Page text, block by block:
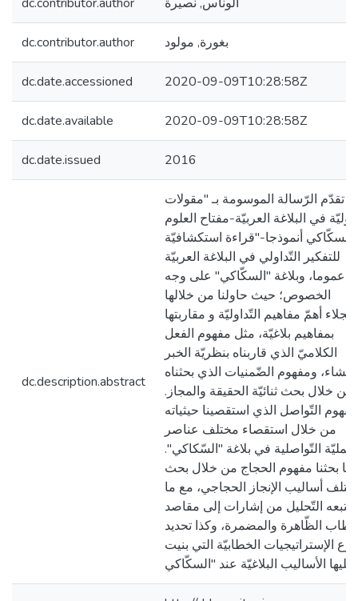
dc.contributor.author بغورة, مولود
dc.date.accessioned 2020-09-09T10:28:58Z
dc.date.available 2020-09-09T10:28:58Z
dc.date.issued 2016
dc.description.abstract
تقدّم الرّسالة الموسومة بـ "مقولات
في البلاغة العربيّة-مفتاح العلوم
للسكّاكي أنموذجا-"قراءة استكشافيّة
للتفكير التّداولي في البلاغة العربيّة
عموما، وبلاغة "السكّاكي" على وجه
الخصوص؛ حيث حاولنا من خلالها
أهمّ مفاهيم التّداوليّة و مقاربتها
بمفاهيم بلاغيّة، مثل مفهوم الفعل
الكلاميّ الذي قاربناه بنظريّة الخبر
ومفهوم الضّمنيات الذي بحثناه
من خلال بحث ثنائيّة الحقيقة والمجاز.
التّواصل الذي استقصينا حيثياته
من خلال استقصاء مختلف عناصر
التّواصلية في بلاغة "السّكاكي".
بحثنا مفهوم الحجاج من خلال بحث
أساليب الإنجاز الحجاجي، مع ما
التّحليل من إشارات إلى مقاصد
الظّاهرة والمضمرة، وكذا تحديد
نوع الإستراتيجيات الخطابيّة التي بنيت